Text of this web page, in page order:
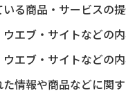
いる商品・サービスの
ウエブ・サイトなどの
ウエブ・サイトなどの
た情報や商品などに関